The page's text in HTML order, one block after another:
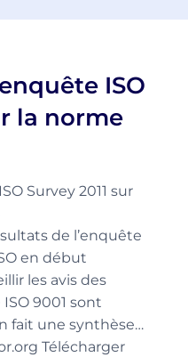
ISO
la norme
Survey 2011 sur
de l’enquête
en début
les avis des
9001 sont
fait une synthèse…
Télécharger